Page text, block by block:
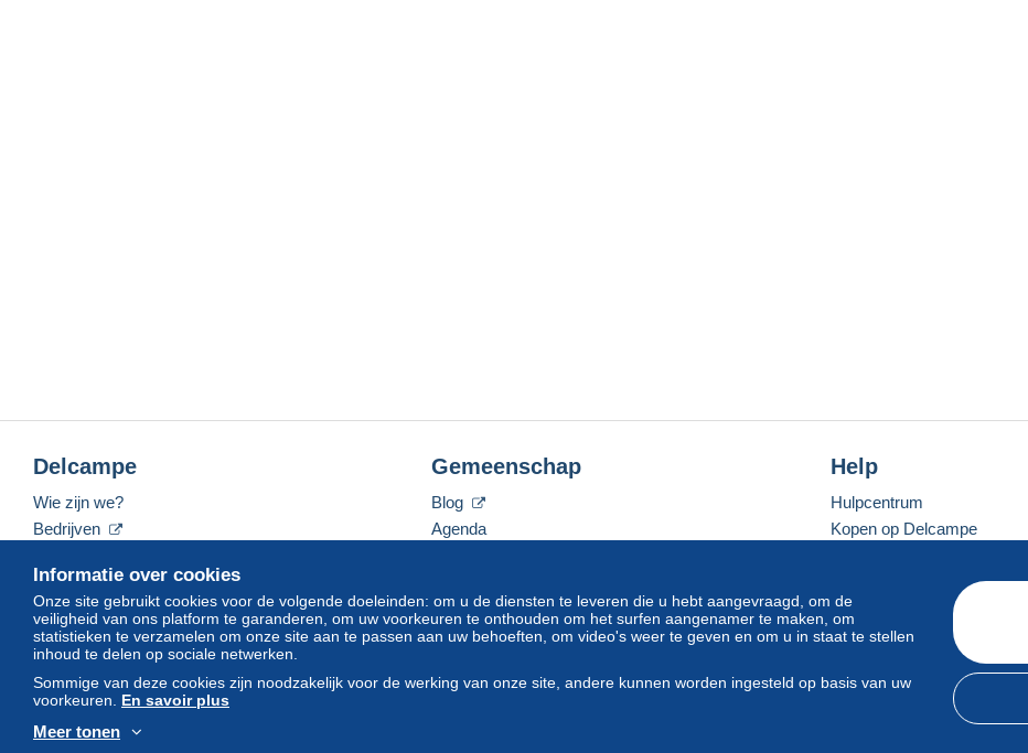
Informatie over cookies
Onze site gebruikt cookies voor de volgende doeleinden: om u de diensten te leveren die u hebt aangevraagd, om de
veiligheid van ons platform te garanderen, om uw voorkeuren te onthouden om het surfen aangenamer te maken, om
statistieken te verzamelen om onze site aan te passen aan uw behoeften, om video's weer te geven en om u in staat te stellen
inhoud te delen op sociale netwerken.
Sommige van deze cookies zijn noodzakelijk voor de werking van onze site, andere kunnen worden ingesteld op basis van uw
voorkeuren. En savoir plus
Meer tonen
Delcampe
Wie zijn we?
Bedrijven
Neem contact met ons op
Gemeenschap
Blog
Agenda
Help
Hulpcentrum
Kopen op Delcampe
Een beveiligde website
© Delcampe International srl. Alle rechten voorbehouden.